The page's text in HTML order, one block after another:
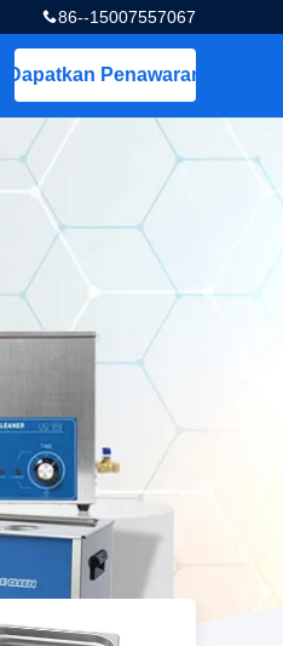
86--15007557067
Dapatkan Penawaran